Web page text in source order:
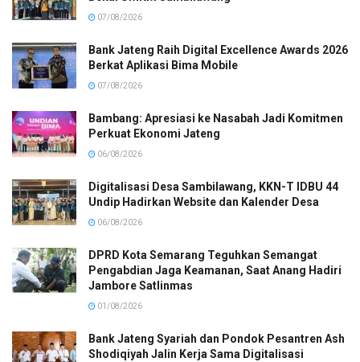
07/08/2026
Bank Jateng Raih Digital Excellence Awards 2026
Berkat Aplikasi Bima Mobile
07/08/2026
Bambang: Apresiasi ke Nasabah Jadi Komitmen
Perkuat Ekonomi Jateng
06/08/2026
Digitalisasi Desa Sambilawang, KKN-T IDBU 44
Undip Hadirkan Website dan Kalender Desa
06/08/2026
DPRD Kota Semarang Teguhkan Semangat
Pengabdian Jaga Keamanan, Saat Anang Hadiri
Jambore Satlinmas
01/08/2026
Bank Jateng Syariah dan Pondok Pesantren Ash
Shodiqiyah Jalin Kerja Sama Digitalisasi